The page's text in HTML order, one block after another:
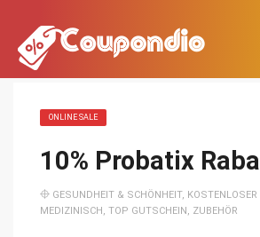
ONLINE SALE
10% Probatix
GESUNDHEIT & SCHÖNHEIT, KOSTENLOSER
MEDIZINISCH, TOP GUTSCHEIN, ZUBEHÖR